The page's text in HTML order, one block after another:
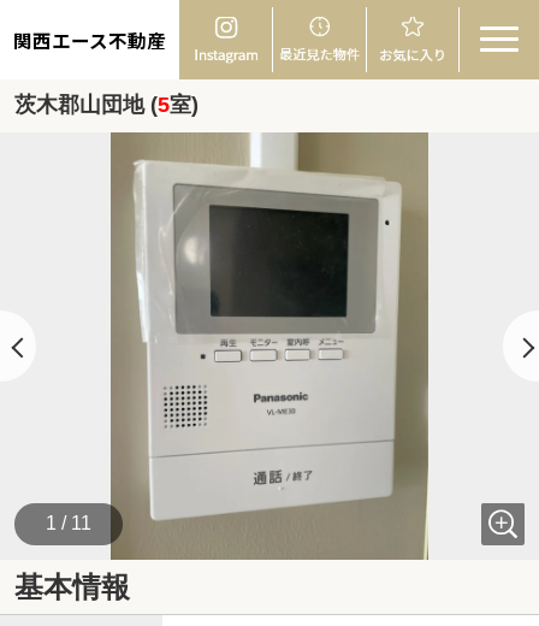
関西エース不動産
茨木郡山団地 (5室)
1 / 11
基本情報